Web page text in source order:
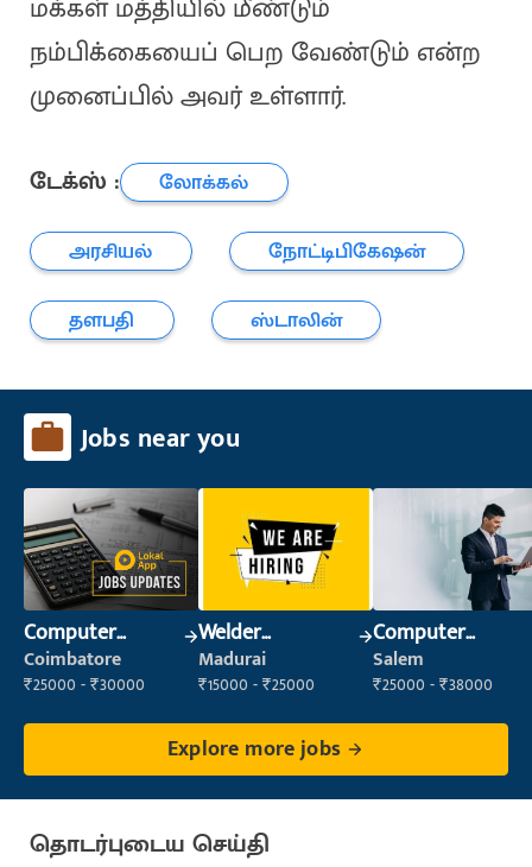
மக்கள் மத்தியில் மீண்டும்
நம்பிக்கையைப் பெற வேண்டும் என்ற
முனைப்பில் அவர் உள்ளார்.
டேக்ஸ் :
லோக்கல்
அரசியல்
நோட்டிபிகேஷன்
தளபதி
ஸ்டாலின்
Jobs near you
Computer
Operator
Coimbatore
₹25000 - ₹30000
Welder
(Fabrication)
Madurai
₹15000 - ₹25000
Computer
Operator
Salem
₹25000 - ₹38000
Explore more jobs
தொடர்புடைய செய்தி